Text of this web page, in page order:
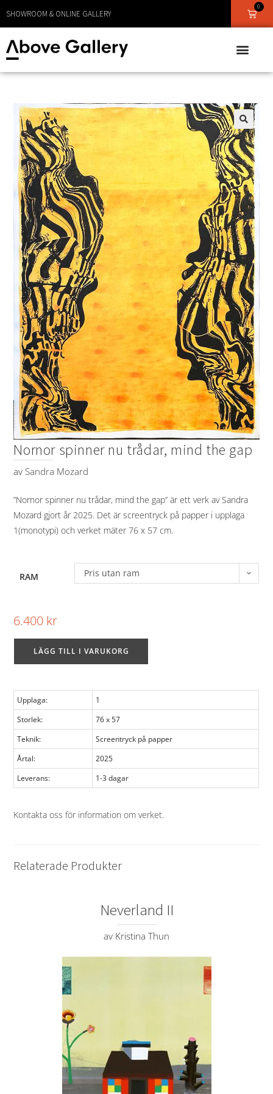
LEVERANS CA 1 - 3 DAGAR
0
🔍
Nornor spinner nu trådar, mind the gap
av Sandra Mozard
”Nornor spinner nu trådar, mind the gap” är ett verk av Sandra
Mozard gjort år 2025. Det är screentryck på papper i upplaga
1(monotypi) och verket mäter 76 x 57 cm.
RAM Pris utan ram
6.400 kr
LÄGG TILL I VARUKORG
Upplaga:
1
Storlek:
76 x 57
Teknik:
Screentryck på papper
Årtal:
2025
Leverans:
1-3 dagar
Kontakta oss för information om verket.
Relaterade Produkter
Neverland II
av Kristina Thun